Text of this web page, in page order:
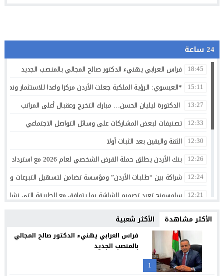
24 ساعة
18:45 فراس العرابي يهنيء الدكتور صالح المجالي بالمنصب الجديد
15:11 *العيسوي: الرؤية الملكية جعلت الأردن مركزا واعدا للاستثمار
13:27 الدكتورة ليليان الحسن… مبارك التخرج وعقبال أعلى المراتب
12:33 تصنيفات لبعض المشاركات على وسائل التواصل الاجتماعي
12:30 الثقة واليقين بعد الثبات أولا
12:26 بنك الأردن يطلق حملة القرض الشخصي لعام 2026 مع استرداد نقدي
12:24 شراكة بين “طلبات الأردن” ومؤسسة تضامن لتسهيل التبرعات
12:21 سامسونج تعيد تصميم الشاشة بما يتوافق مع الطريقة التي
البنك الأردني الكويتي يوقع اتفاقية تعاون مع الشركة الأردنية
12:13 مجابهة الاحتيال الإلكتروني مسؤولية مشتركة
12:10 بنك صفوة الإسلامي يجدد شراكته مع تكية أم علي ويواصل دعمه
12:06 بيان صادر عن اللجنة النقابية للعاملين في شركة البوتاس العربية
الأكثر مشاهدة الأكثر شعبية
1
فراس العرابي يهنيء الدكتور صالح المجالي
بالمنصب الجديد